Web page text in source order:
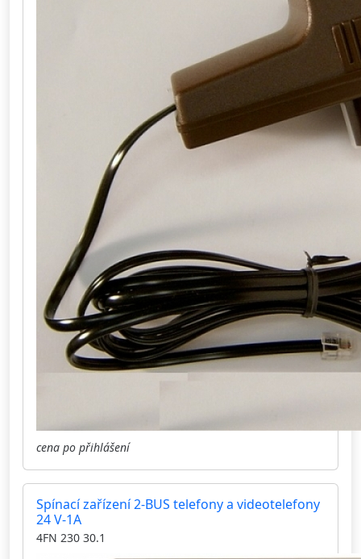
cena po přihlášení
Spínací zařízení 2-BUS telefony a videotelefony
24 V-1A
4FN 230 30.1